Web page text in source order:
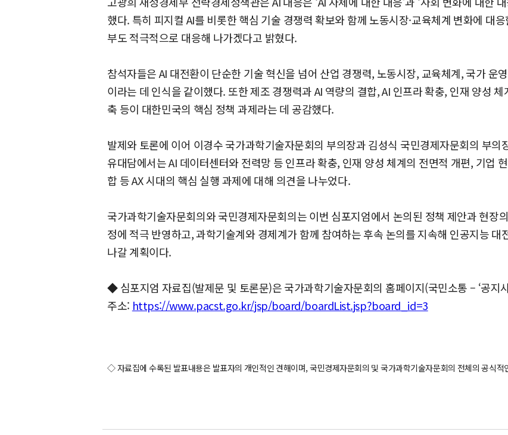
했다. 특히 피지컬 AI를 비롯한 핵심 기술 경쟁력 확보와 함께 노동시장·교육체계 변화에 대
부도 적극적으로 대응해 나가겠다고 밝혔다.
참석자들은 AI 대전환이 단순한 기술 혁신을 넘어 산업 경쟁력, 노동시장, 교육체계, 국가 운
이라는 데 인식을 같이했다. 또한 제조 경쟁력과 AI 역량의 결합, AI 인프라 확충, 인재 양성
축 등이 대한민국의 핵심 정책 과제라는 데 공감했다.
발제와 토론에 이어 이경수 국가과학기술자문회의 부의장과 김성식 국민경제자문회의 부
유대담에서는 AI 데이터센터와 전력망 등 인프라 확충, 인재 양성 체계의 전면적 개편, 기업
합 등 AX 시대의 핵심 실행 과제에 대해 의견을 나누었다.
국가과학기술자문회의와 국민경제자문회의는 이번 심포지엄에서 논의된 정책 제안과 현장
정에 적극 반영하고, 과학기술계와 경제계가 함께 참여하는 후속 논의를 지속해 인공지능
나갈 계획이다.
◆ 심포지엄 자료집(발제문 및 토론문)은 국가과학기술자문회의 홈페이지(국민소통 – ‘공지
주소: https://www.pacst.go.kr/jsp/board/boardList.jsp?board_id=3
◇ 자료집에 수록된 발표내용은 발표자의 개인적인 견해이며, 국민경제자문회의 및 국가과학기술자문회의 전체의 공식적